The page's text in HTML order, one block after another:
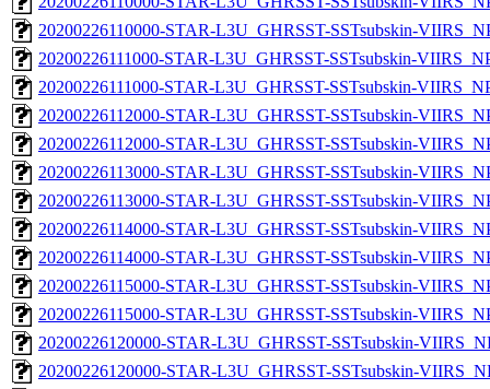
20200226110000-STAR-L3U_GHRSST-SSTsubskin-
20200226111000-STAR-L3U_GHRSST-SSTsubskin-
20200226111000-STAR-L3U_GHRSST-SSTsubskin-
20200226112000-STAR-L3U_GHRSST-SSTsubskin-
20200226112000-STAR-L3U_GHRSST-SSTsubskin-
20200226113000-STAR-L3U_GHRSST-SSTsubskin-
20200226113000-STAR-L3U_GHRSST-SSTsubskin-
20200226114000-STAR-L3U_GHRSST-SSTsubskin-
20200226114000-STAR-L3U_GHRSST-SSTsubskin-
20200226115000-STAR-L3U_GHRSST-SSTsubskin-
20200226115000-STAR-L3U_GHRSST-SSTsubskin-
20200226120000-STAR-L3U_GHRSST-SSTsubskin-
20200226120000-STAR-L3U_GHRSST-SSTsubskin-